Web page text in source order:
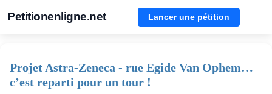
Petitionenligne.net Lancer une pétition
Projet Astra-Zeneca - rue Egide Van Ophem…
c’est reparti pour un tour !